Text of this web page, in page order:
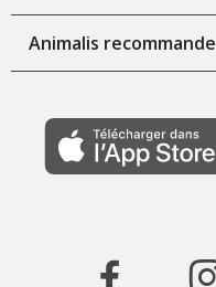
Animalis recommande